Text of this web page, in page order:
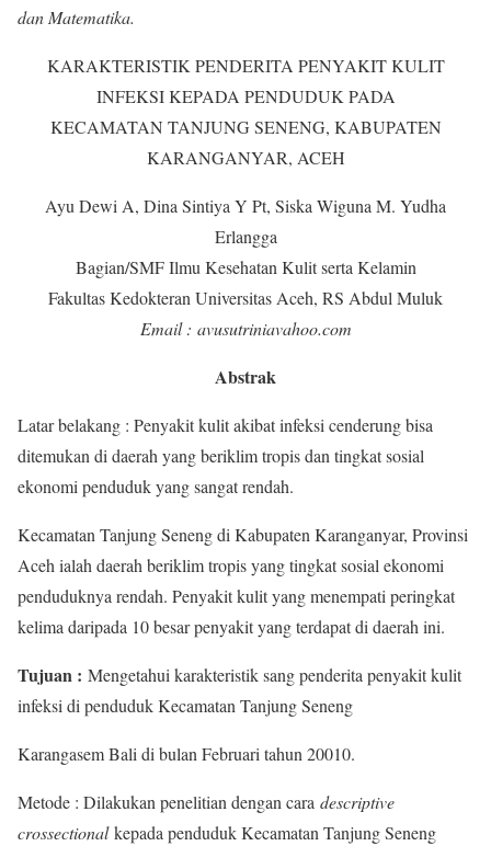
dan Matematika.
KARAKTERISTIK PENDERITA PENYAKIT KULIT
INFEKSI KEPADA PENDUDUK PADA
KECAMATAN TANJUNG SENENG, KABUPATEN
KARANGANYAR, ACEH
Ayu Dewi A, Dina Sintiya Y Pt, Siska Wiguna M. Yudha
Erlangga
Bagian/SMF Ilmu Kesehatan Kulit serta Kelamin
Fakultas Kedokteran Universitas Aceh, RS Abdul Muluk
Email : avusutriniavahoo.com
Abstrak
Latar belakang : Penyakit kulit akibat infeksi cenderung bisa
ditemukan di daerah yang beriklim tropis dan tingkat sosial
ekonomi penduduk yang sangat rendah.
Kecamatan Tanjung Seneng di Kabupaten Karanganyar, Provinsi
Aceh ialah daerah beriklim tropis yang tingkat sosial ekonomi
penduduknya rendah. Penyakit kulit yang menempati peringkat
kelima daripada 10 besar penyakit yang terdapat di daerah ini.
Tujuan : Mengetahui karakteristik sang penderita penyakit kulit
infeksi di penduduk Kecamatan Tanjung Seneng
Karangasem Bali di bulan Februari tahun 20010.
Metode : Dilakukan penelitian dengan cara descriptive
crossectionalkepada penduduk Kecamatan Tanjung Seneng